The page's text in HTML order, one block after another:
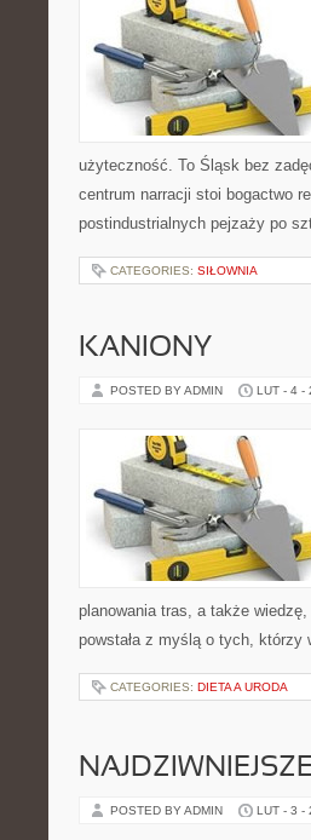
użyteczność. To Śląsk bez
centrum narracji stoi bogactwo
postindustrialnych pejzaży po
CATEGORIES: SIŁOWNIA
KANIONY
POSTED BY ADMIN LUT - 4 -
planowania tras, a także
powstała z myślą o tych,
CATEGORIES: DIETA A URODA
POSTED BY ADMIN LUT - 3 -